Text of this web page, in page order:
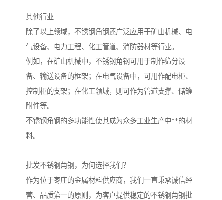
其他行业
除了以上领域，不锈钢角钢还广泛应用于矿山机械、电
气设备、电力工程、化工管道、消防器材等行业。
例如，在矿山机械中，不锈钢角钢可用于制作筛分设
备、输送设备的框架；在电气设备中，可用作配电柜、
控制柜的支架；在化工领域，则可作为管道支撑、储罐
附件等。
不锈钢角钢的多功能性使其成为众多工业生产中**的材
料。
批发不锈钢角钢，为何选择我们？
作为位于枣庄的金属材料供应商，我们一直秉承诚信经
营、品质第一的原则，为客户提供稳定的不锈钢角钢批